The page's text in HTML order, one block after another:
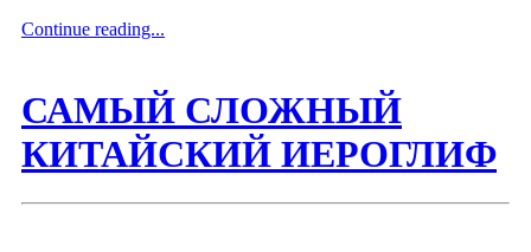
Continue reading...
САМЫЙ СЛОЖНЫЙ
КИТАЙСКИЙ ИЕРОГЛИФ